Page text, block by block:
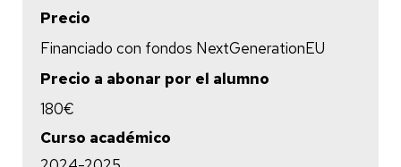
Precio
Financiado con fondos NextGenerationEU
Precio a abonar por el alumno
180€
Curso académico